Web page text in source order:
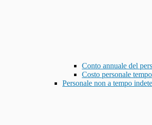
Conto annuale del
Costo personale
Personale non a tempo